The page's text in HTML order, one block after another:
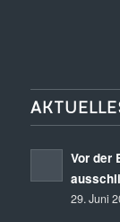
Vor der
29. Juni